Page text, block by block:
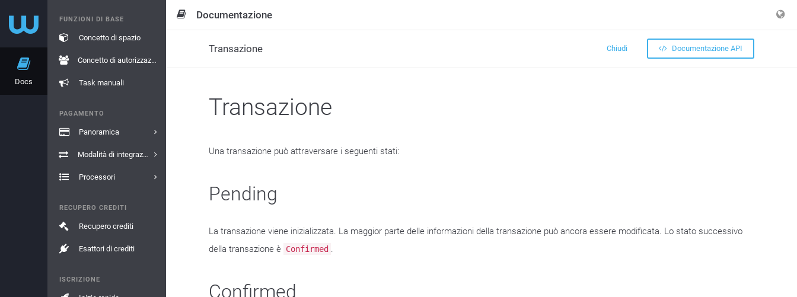
Docs
FUNZIONI DI BASE
Concetto di spazio
Concetto di autorizzazione
Task manuali
PAGAMENTO
Panoramica
Modalità di integrazione
Processori
RECUPERO CREDITI
Recupero crediti
Esattori di crediti
ISCRIZIONE
Documentazione
Transazione Chiudi Documentazione API
Transazione
Una transazione può attraversare i seguenti stati:
Pending
La transazione viene inizializzata. La maggior parte delle informazioni della transazione può ancora essere modificata. Lo stato successivo
della transazione è Confirmed .
Confirmed